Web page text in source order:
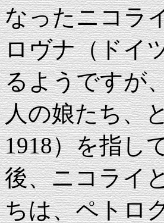
なったニコラ
ロヴナ（ドイ
るようですが
人の娘たち、
1918）を指し
後、ニコライ
ちは、ペトロ